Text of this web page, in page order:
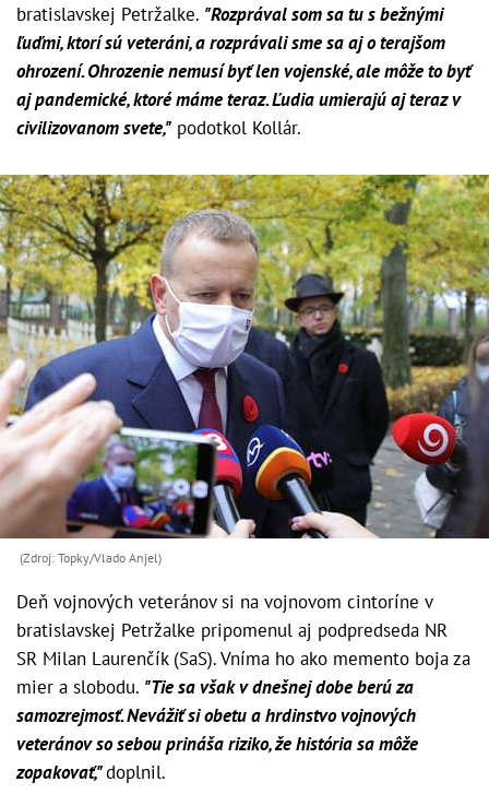
bratislavskej Petržalke. "Rozprával som sa tu s bežnými
ľuďmi, ktorí sú veteráni, a rozprávali sme sa aj o terajšom
ohrození. Ohrozenie nemusí byť len vojenské, ale môže to byť
aj pandemické, ktoré máme teraz. Ľudia umierajú aj teraz v
civilizovanom svete," podotkol Kollár.
(Zdroj: Topky/Vlado Anjel)
Deň vojnových veteránov si na vojnovom cintoríne v
bratislavskej Petržalke pripomenul aj podpredseda NR
SR Milan Laurenčík (SaS). Vníma ho ako memento boja za
mier a slobodu. "Tie sa však v dnešnej dobe berú za
samozrejmosť. Nevážiť si obetu a hrdinstvo vojnových
veteránov so sebou prináša riziko, že história sa môže
zopakovať,"doplnil.